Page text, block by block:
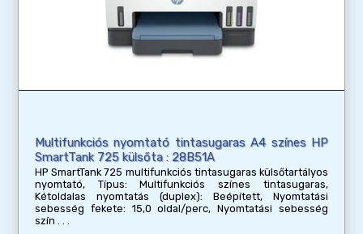
Multifunkciós nyomtató tintasugaras A4 színes HP
SmartTank 725 külsőta : 28B51A
HP SmartTank 725 multifunkciós tintasugaras külsőtartályos
nyomtató, Típus: Multifunkciós színes tintasugaras,
Kétoldalas nyomtatás (duplex): Beépített, Nyomtatási
sebesség fekete: 15,0 oldal/perc, Nyomtatási sebesség
szín